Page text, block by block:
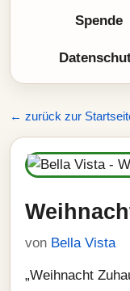
Spende
← zurück zur
von Bella Vista
„Weihnacht